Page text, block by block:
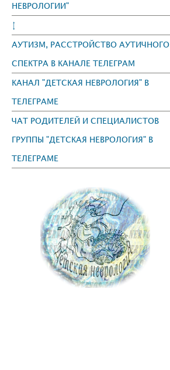
НЕВРОЛОГИИ"
↕
АУТИЗМ, РАССТРОЙСТВО АУТИЧНОГО
СПЕКТРА В КАНАЛЕ ТЕЛЕГРАМ
КАНАЛ "ДЕТСКАЯ НЕВРОЛОГИЯ" В
ТЕЛЕГРАМЕ
ЧАТ РОДИТЕЛЕЙ И СПЕЦИАЛИСТОВ
ГРУППЫ "ДЕТСКАЯ НЕВРОЛОГИЯ" В
ТЕЛЕГРАМЕ